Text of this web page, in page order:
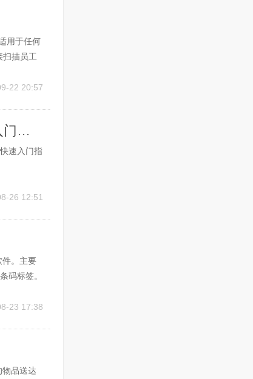
用于任何
扫描员工
按钮列
22 20:57
Honeywell xenon 1902/1912无线扫描器快速入门指南
速入门指
26 12:51
件。主要
码标签。
二次
23 17:38
品送达